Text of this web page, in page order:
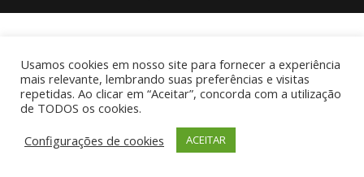
Usamos cookies em nosso site para fornecer a experiência
mais relevante, lembrando suas preferências e visitas
repetidas. Ao clicar em “Aceitar”, concorda com a utilização
de TODOS os cookies.
Configurações de cookies
ACEITAR